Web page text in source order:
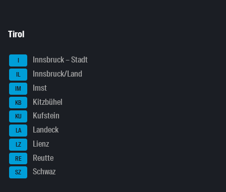
Tirol
I Innsbruck – Stadt
IL Innsbruck/Land
IM Imst
KB Kitzbühel
KU Kufstein
LA Landeck
LZ Lienz
RE Reutte
SZ Schwaz